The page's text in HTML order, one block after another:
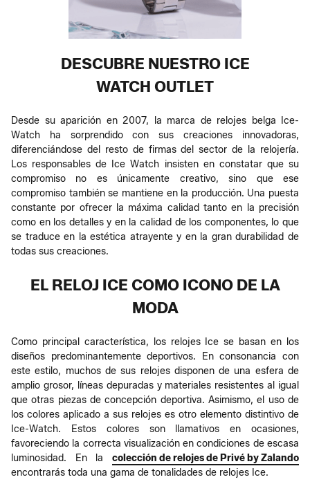
DESCUBRE NUESTRO ICE
WATCH OUTLET
Desde su aparición en 2007, la marca de relojes belga Ice-
Watch ha sorprendido con sus creaciones innovadoras,
diferenciándose del resto de firmas del sector de la relojería.
Los responsables de Ice Watch insisten en constatar que su
compromiso no es únicamente creativo, sino que ese
compromiso también se mantiene en la producción. Una puesta
constante por ofrecer la máxima calidad tanto en la precisión
como en los detalles y en la calidad de los componentes, lo que
se traduce en la estética atrayente y en la gran durabilidad de
todas sus creaciones.
EL RELOJ ICE COMO ICONO DE LA
MODA
Como principal característica, los relojes Ice se basan en los
diseños predominantemente deportivos. En consonancia con
este estilo, muchos de sus relojes disponen de una esfera de
amplio grosor, líneas depuradas y materiales resistentes al igual
que otras piezas de concepción deportiva. Asimismo, el uso de
los colores aplicado a sus relojes es otro elemento distintivo de
Ice-Watch. Estos colores son llamativos en ocasiones,
favoreciendo la correcta visualización en condiciones de escasa
luminosidad. En la colección de relojes de Privé by Zalando
encontrarás toda una gama de tonalidades de relojes Ice.